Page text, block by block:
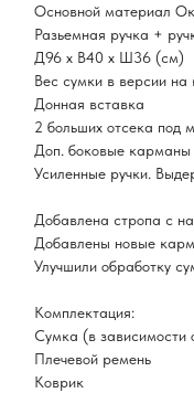
Основной материал
Разьемная ручка +
Д96 х В40 х Ш36 (см)
Вес сумки в версии на
Донная вставка
2 больших отсека под
Доп. боковые карманы
Усиленные ручки.
Добавлена стропа с
Добавлены новые
Улучшили обработку
Комплектация:
Сумка (в зависимости
Плечевой ремень
Коврик